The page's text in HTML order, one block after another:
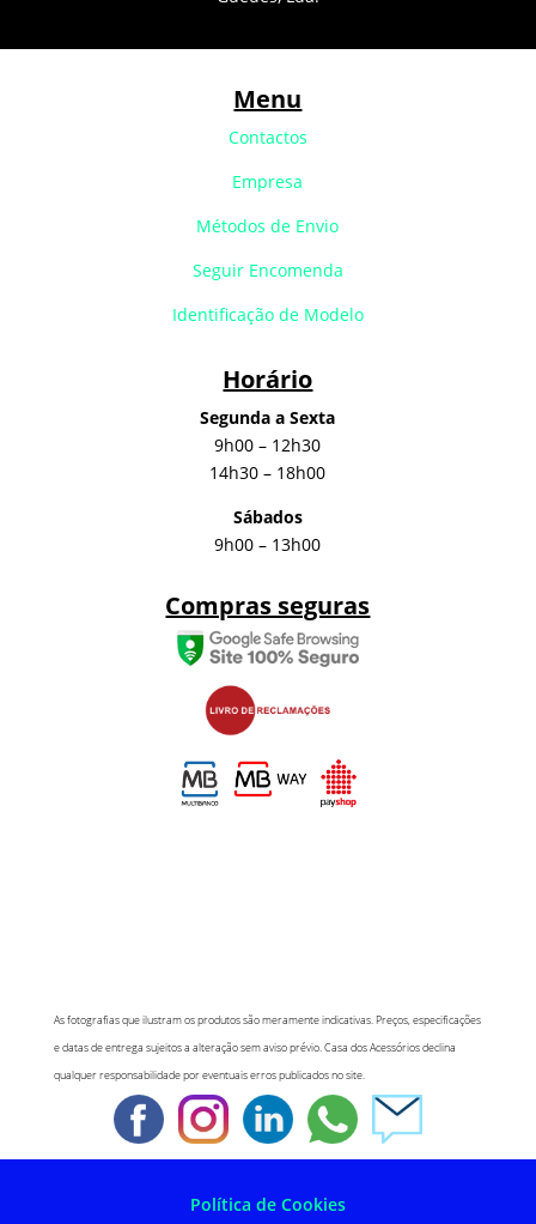
Menu
Contactos
Empresa
Métodos de Envio
Seguir Encomenda
Identificação de Modelo
Horário
Segunda a Sexta
9h00 – 12h30
14h30 – 18h00
Sábados
9h00 – 13h00
Compras seguras
As fotografias que ilustram os produtos são meramente indicativas. Preços, especificações
e datas de entrega sujeitos a alteração sem aviso prévio. Casa dos Acessórios declina
qualquer responsabilidade por eventuais erros publicados no site.
Política de Cookies